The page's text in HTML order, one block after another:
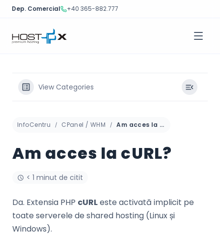
Dep. Comercial +40 365-882.777
conținut
View Categories
InfoCentru CPanel / WHM Am acces la cURL?
Am acces la cURL?
< 1 minut de citit
Da. Extensia PHP cURLeste activată implicit pe
toate serverele de shared hosting (Linux și
Windows).